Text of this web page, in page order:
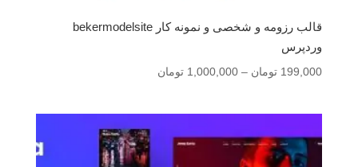
قالب رزومه و شخصی و نمونه کار bekermodelsite
وردپرس
199,000 تومان –
1,000,000 تومانمحدوده
1,000,000 تومان